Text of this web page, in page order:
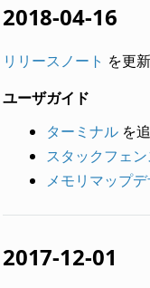
2018-04-16
リリースノート を更
ユーザガイド
ターミナルを
スタックフェン
メモリマップ
2017-12-01